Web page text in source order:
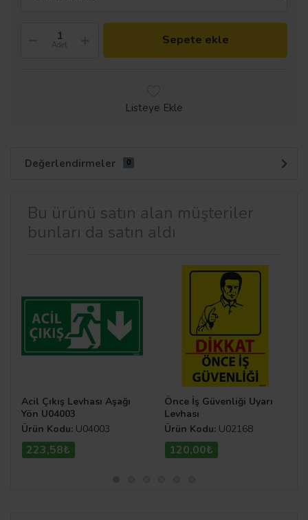
Adet Sepete ekle
Listeye Ekle
Değerlendirmeler 0
Bu ürünü satın alan müşteriler
bunları da satın aldı
Acil Çıkış Levhası Aşağı
Yön U04003
Ürün Kodu: U04003
223,58₺
Önce İş Güvenliği Uyarı
Levhası
Ürün Kodu: U02168
120,00₺